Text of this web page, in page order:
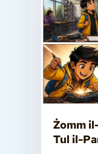
Żomm
Tul il-